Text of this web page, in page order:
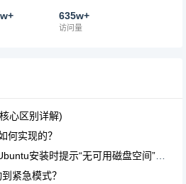
635w+
访问量
心区别详解)
何实现的？
安装时提示“无可用磁盘空间”怎么办？
紧急模式？